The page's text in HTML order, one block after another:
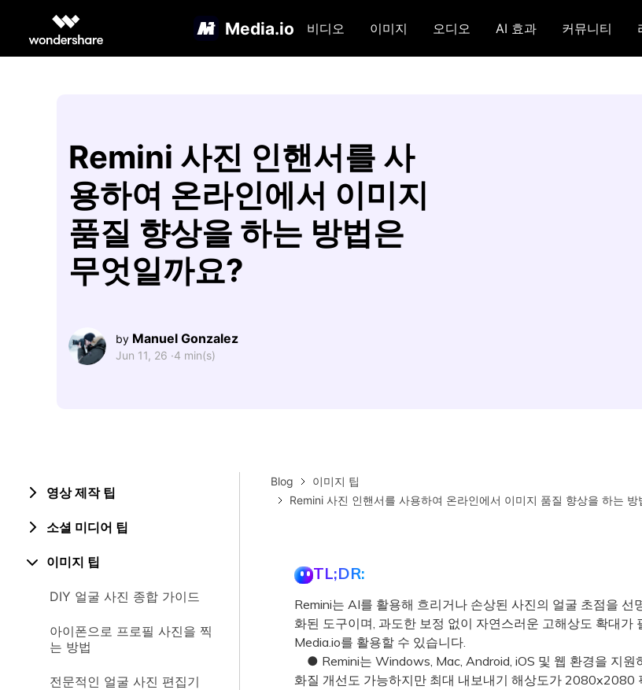
Media.io 비디오 이미지 오디오 AI 효과 커뮤니티
Remini 사진 인핸서를 사
용하여 온라인에서 이미지
품질 향상을 하는 방법은
무엇일까요?
by Manuel Gonzalez
Jun 11, 26 ·4 min(s)
영상 제작 팁
소셜 미디어 팁
이미지 팁
DIY 얼굴 사진 종합 가이드
아이폰으로 프로필 사진을 찍
는 방법
전문적인 얼굴 사진 편집기
Blog
이미지 팁
Remini 사진 인핸서를 사용하여 온라인에서 이미지 품질 향상을 하는 방
TL;DR:
Remini는 AI를 활용해 흐리거나 손상된 사진의 얼굴 초점을 선
화된 도구이며, 과도한 보정 없이 자연스러운 고해상도 확대가
Media.io를 활용할 수 있습니다.
● Remini는 Windows, Mac, Android, iOS 및 웹 환경을 지원
화질 개선도 가능하지만 최대 내보내기 해상도가 2080x2080